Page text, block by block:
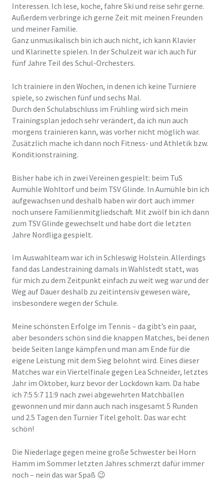
Interessen. Ich lese, koche, fahre Ski und reise sehr gerne.
Außerdem verbringe ich gerne Zeit mit meinen Freunden
und meiner Familie.
Ganz unmusikalisch bin ich auch nicht, ich kann Klavier
und Klarinette spielen. In der Schulzeit war ich auch für
fünf Jahre Teil des Schul-Orchesters.
Ich trainiere in den Wochen, in denen ich keine Turniere
spiele, so zwischen fünf und sechs Mal.
Durch den Schulabschluss im Frühling wird sich mein
Trainingsplan jedoch sehr verändert, da ich nun auch
morgens trainieren kann, was vorher nicht möglich war.
Zusätzlich mache ich dann noch Fitness- und Athletik bzw.
Konditionstraining.
Bisher habe ich in zwei Vereinen gespielt: beim TuS
Aumühle Wohltorf und beim TSV Glinde. In Aumühle bin ich
aufgewachsen und deshalb haben wir dort auch immer
noch unsere Familienmitgliedschaft. Mit zwölf bin ich dann
zum TSV Glinde gewechselt und habe dort die letzten
Jahre Nordliga gespielt.
Im Auswahlteam war ich in Schleswig Holstein. Allerdings
fand das Landestraining damals in Wahlstedt statt, was
für mich zu dem Zeitpunkt einfach zu weit weg war und der
Weg auf Dauer deshalb zu zeitintensiv gewesen wäre,
insbesondere wegen der Schule.
Meine schönsten Erfolge im Tennis – da gibt’s ein paar,
aber besonders schön sind die knappen Matches, bei denen
beide Seiten lange kämpfen und man am Ende für die
eigene Leistung mit dem Sieg belohnt wird. Eines dieser
Matches war ein Viertelfinale gegen Lea Schneider, letztes
Jahr im Oktober, kurz bevor der Lockdown kam. Da habe
ich 7:5 5:7 11:9 nach zwei abgewehrten Matchbällen
gewonnen und mir dann auch nach insgesamt 5 Runden
und 2.5 Tagen den Turnier Titel geholt. Das war echt
schön!
Die Niederlage gegen meine große Schwester bei Horn
Hamm im Sommer letzten Jahres schmerzt dafür immer
noch – nein das war Spaß 😉